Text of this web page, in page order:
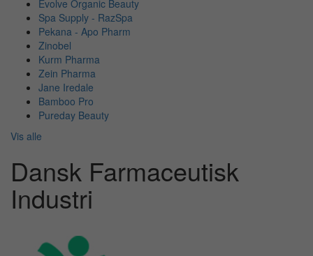
Evolve Organic Beauty
Spa Supply - RazSpa
Pekana - Apo Pharm
Zinobel
Kurm Pharma
Zein Pharma
Jane Iredale
Bamboo Pro
Pureday Beauty
Vis alle
Dansk Farmaceutisk
Industri